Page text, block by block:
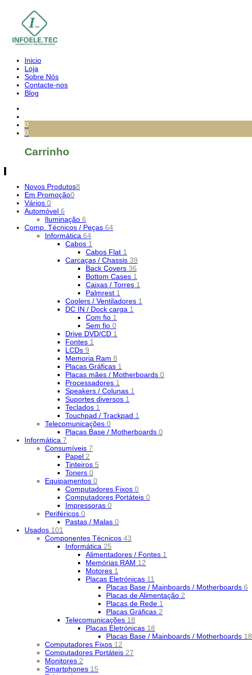
Inicio
Loja
Sobre Nós
Contacte-nos
Blog
0
0
Carrinho
Novos Produtos8
Em Promoção0
Vários 0
Automóvel 6
Iluminação 6
Comp. Técnicos / Peças 64
Informática 64
Cabos 1
Cabos Flat 1
Carcaças / Chassis 39
Back Covers 36
Bottom Cases 1
Caixas / Torres 1
Palmrest 1
Coolers / Ventiladores 1
DC IN / Dock carga 1
Com fio 1
Sem fio 0
Drive DVD/CD 1
Fontes 1
LCDs 9
Memoria Ram 8
Placas Gráficas 1
Placas mães / Motherboards 0
Processadores 1
Speakers / Colunas 1
Suportes diversos 1
Teclados 1
Touchpad / Trackpad 1
Telecomunicações 0
Placas Base / Motherboards 0
Informática 7
Consumíveis 7
Papel 2
Tinteiros 5
Toners 0
Equipamentos 0
Computadores Fixos 0
Computadores Portáteis 0
Impressoras 0
Periféricos 0
Pastas / Malas 0
Usados 101
Componentes Técnicos 43
Informática 25
Alimentadores / Fontes 1
Memórias RAM 12
Motores 1
Placas Eletrónicas 11
Placas Base / Mainboards / Motherboards 6
Placas de Alimentação 2
Placas de Rede 1
Placas Gráficas 2
Telecomunicações 18
Placas Eletrónicas 18
Placas Base / Mainboards / Motherboards 18
Computadores Fixos 12
Computadores Portáteis 27
Monitores 2
Smartphones 15